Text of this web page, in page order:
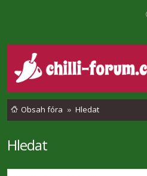
Obsah fóra Hledat
Hledat